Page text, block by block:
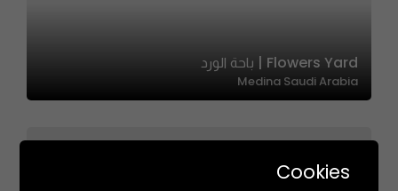
Flowers Yard | باحة الورد
Medina Saudi Arabia
Cookies